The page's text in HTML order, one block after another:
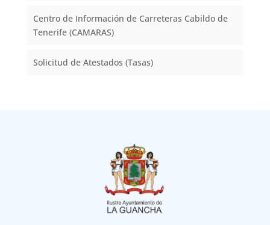
Centro de Información de Carreteras Cabildo de
Tenerife (CAMARAS)
Solicitud de Atestados (Tasas)